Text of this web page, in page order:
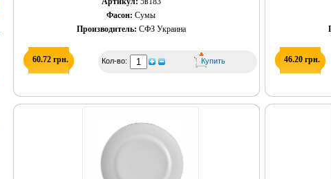
Фасон: Сумы
Производитель: СФЗ Украина
60.72 грн. Кол-во: 46.20 грн.